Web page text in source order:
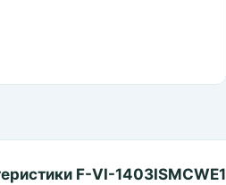
F-VI-1403ISMCWE1